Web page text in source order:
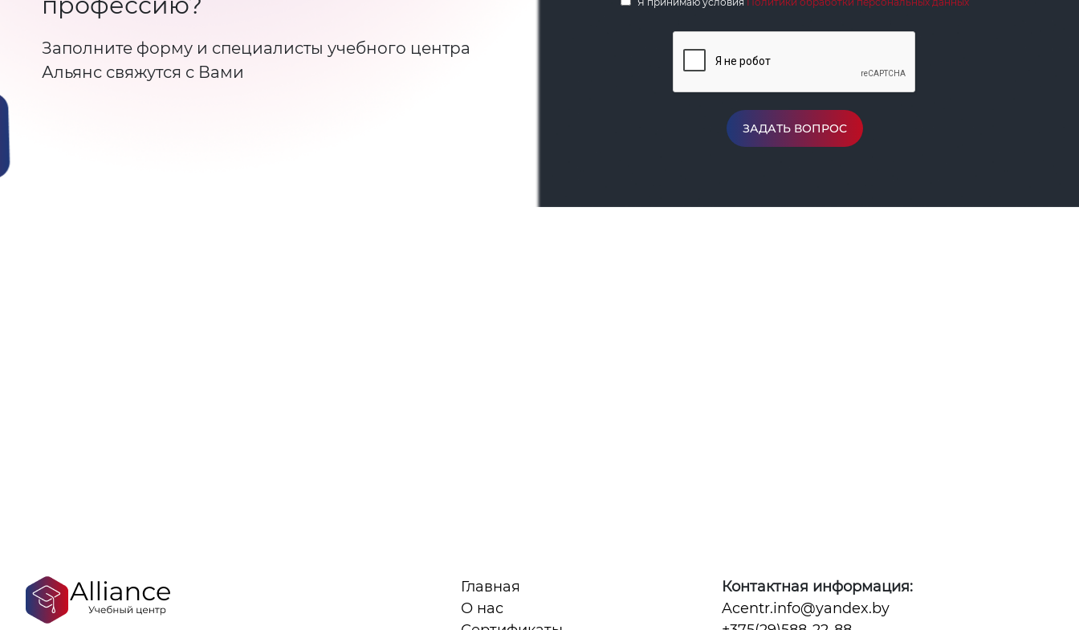
Заполните форму и специалисты учебного центра
Альянс свяжутся с Вами
ЗАДАТЬ ВОПРОС
Главная
О нас
Контактная информация:
Acentr.info@yandex.by